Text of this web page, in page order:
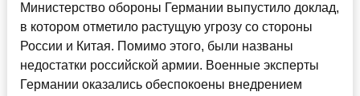
Министерство обороны Германии выпустило доклад,
в котором отметило растущую угрозу со стороны
России и Китая. Помимо этого, были названы
недостатки российской армии. Военные эксперты
Германии оказались обеспокоены внедрением